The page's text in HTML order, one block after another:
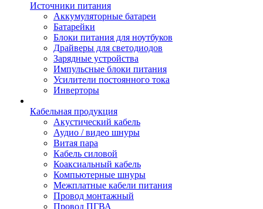
Источники питания
Аккумуляторные батареи
Батарейки
Блоки питания для ноутбуков
Драйверы для светодиодов
Зарядные устройства
Импульсные блоки питания
Усилители постоянного тока
Инверторы
Кабельная продукция
Акустический кабель
Аудио / видео шнуры
Витая пара
Кабель силовой
Коаксиальный кабель
Компьютерные шнуры
Межплатные кабели питания
Провод монтажный
Провод ПГВА